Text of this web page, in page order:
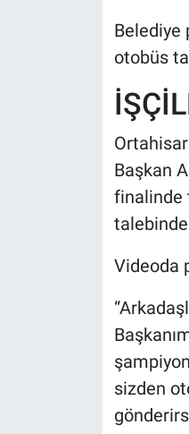
Belediye
otobüs
Başkan
finalinde
Videoda
sizden
Bilim, Teknoloji